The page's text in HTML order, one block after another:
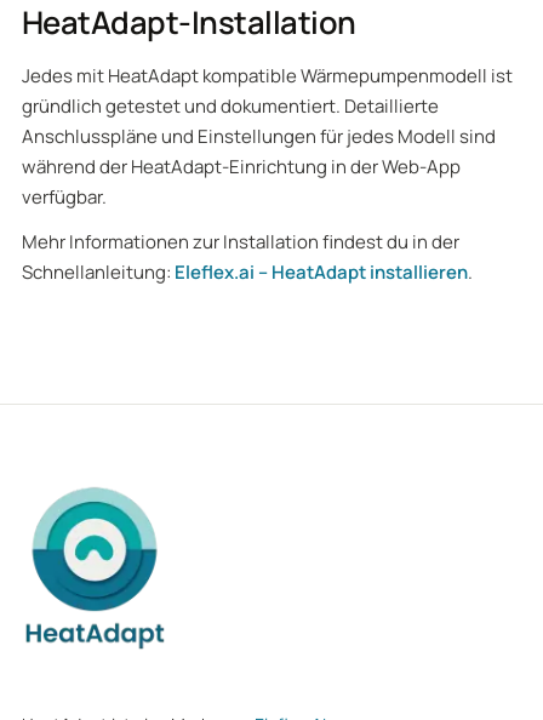
HeatAdapt-Installation
Jedes mit HeatAdapt kompatible Wärmepumpenmodell ist
gründlich getestet und dokumentiert. Detaillierte
Anschlusspläne und Einstellungen für jedes Modell sind
während der HeatAdapt-Einrichtung in der Web-App
verfügbar.
Mehr Informationen zur Installation findest du in der
Schnellanleitung: Eleflex.ai – HeatAdapt installieren.